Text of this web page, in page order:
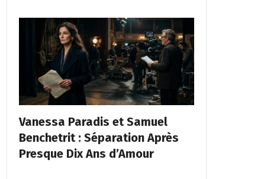
Vanessa Paradis et Samuel
Benchetrit : Séparation Après
Presque Dix Ans d’Amour